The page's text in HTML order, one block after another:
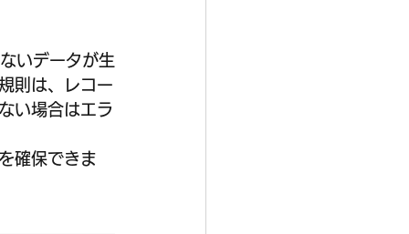
いデータが生
則は、レコー
い場合はエラ
確保できま